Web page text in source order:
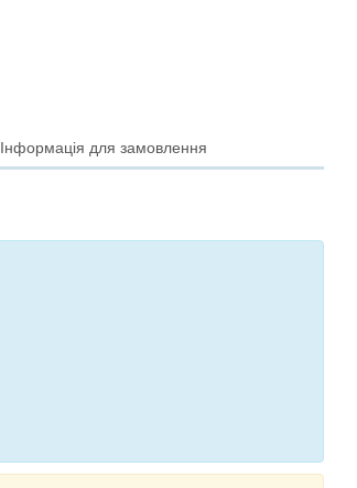
Інформація для замовлення